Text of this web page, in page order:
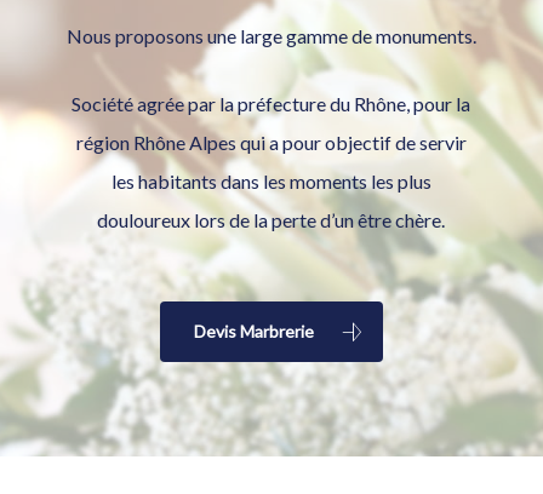
Nous proposons une large gamme de monuments.
Société agrée par la préfecture du Rhône, pour la
région Rhône Alpes qui a pour objectif de servir
les habitants dans les moments les plus
douloureux lors de la perte d’un être chère.
Devis Marbrerie